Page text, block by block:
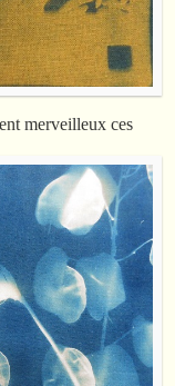
merveilleux ces